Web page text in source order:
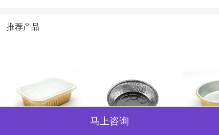
推荐产品
C14638F
马上咨询